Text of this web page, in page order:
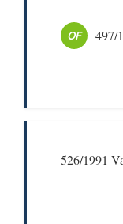
OF 497/
526/1991